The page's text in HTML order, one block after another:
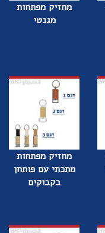
מחזיק מפתחות
מגנטי
מחזיק מפתחות
מתכתי עם פותחן
בקבוקים